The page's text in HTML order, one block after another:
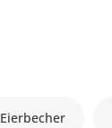
Eierbecher